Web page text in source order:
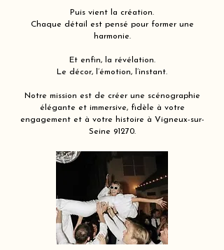
Puis vient la création.
Chaque détail est pensé pour former une
harmonie.
Et enfin, la révélation.
Le décor, l’émotion, l’instant.
Notre mission est de créer une scénographie
élégante et immersive, fidèle à votre
engagement et à votre histoire à Vigneux-sur-
Seine 91270.